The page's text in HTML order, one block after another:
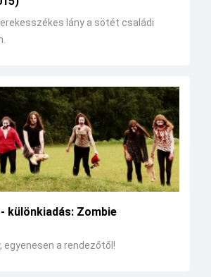
lány a sötét családi
különkiadás: Zombie
egyenesen a rendezőtől!